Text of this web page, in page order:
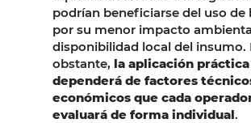
podrían beneficiarse del uso de
por su menor impacto
disponibilidad local del insumo.
obstante, la aplicación práctica
dependerá de factores
económicos que cada
evaluará de forma individual.